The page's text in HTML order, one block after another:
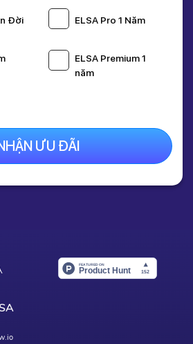
Đ
khi thanh toán
Đời ELSA Pro 1 Năm
ELSA Premium 1
năm
ƯU ĐÃI